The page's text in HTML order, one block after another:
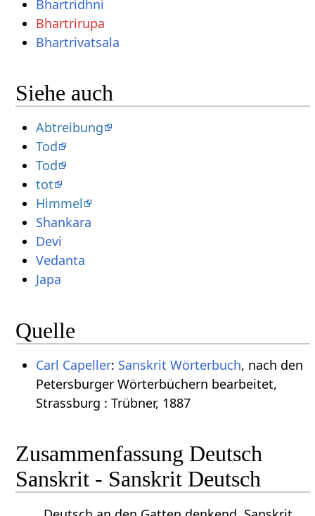
Bhartridhni
Bhartrirupa
Bhartrivatsala
Siehe auch
Abtreibung
Tod
Tod
tot
Himmel
Shankara
Devi
Vedanta
Japa
Quelle
Carl Capeller: Sanskrit Wörterbuch, nach den
Petersburger Wörterbüchern bearbeitet,
Strassburg : Trübner, 1887
Zusammenfassung Deutsch
Sanskrit - Sanskrit Deutsch